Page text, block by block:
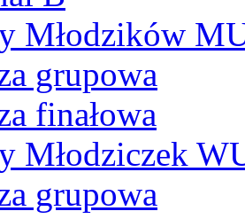
Młodzików
grupowa
finałowa
Młodziczek
grupowa